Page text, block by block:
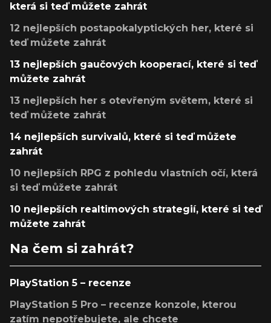
která si teď můžete zahrát
12 nejlepších postapokalyptických her, které si
teď můžete zahrát
13 nejlepších gaučových kooperací, které si teď
můžete zahrát
13 nejlepších her s otevřeným světem, které si
teď můžete zahrát
14 nejlepších survivalů, které si teď můžete
zahrát
10 nejlepších RPG z pohledu vlastních očí, která
si teď můžete zahrát
10 nejlepších realtimových strategií, které si teď
můžete zahrát
Na čem si zahrát?
PlayStation 5 – recenze
PlayStation 5 Pro – recenze konzole, kterou
zatím nepotřebujete, ale chcete